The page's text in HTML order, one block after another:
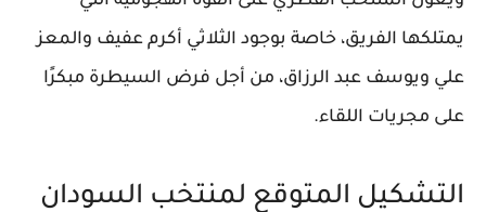
يمتلكها الفريق، خاصة بوجود الثلاثي أكرم عفيف والمعز
علي ويوسف عبد الرزاق، من أجل فرض السيطرة مبكرًا
على مجريات اللقاء.
التشكيل المتوقع لمنتخب السودان